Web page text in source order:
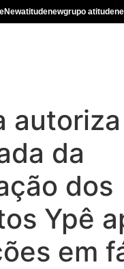
autoriza
da
dos
Ypê
em
atitudenewgrupo